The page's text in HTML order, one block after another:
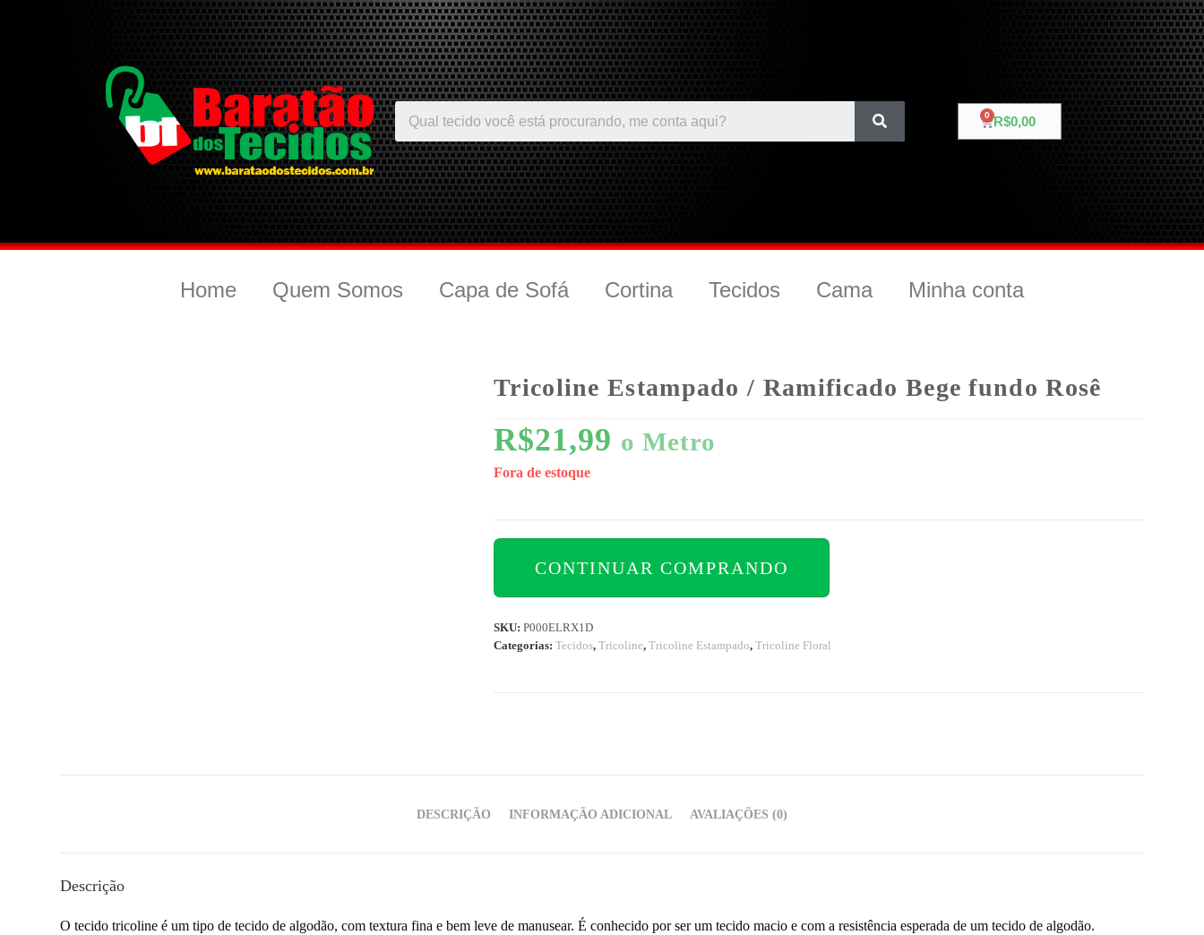
R$0,00
Home Quem Somos Capa de Sofá Cortina Tecidos Cama Minha conta
Tricoline Estampado / Ramificado Bege fundo Rosê
R$21,99 o Metro
Fora de estoque
CONTINUAR COMPRANDO
SKU:P000ELRX1D
Categorias:Tecidos,Tricoline,Tricoline Estampado,Tricoline Floral
DESCRIÇÃO INFORMAÇÃO ADICIONAL AVALIAÇÕES (0)
Descrição
O tecido tricoline é um tipo de tecido de algodão, com textura fina e bem leve de manusear. É conhecido por ser um tecido macio e com a resistência esperada de um tecido de algodão.